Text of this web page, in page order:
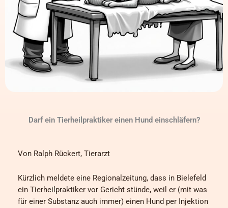
Darf ein Tierheilpraktiker einen Hund einschläfern?
Von Ralph Rückert, Tierarzt
Kürzlich meldete eine Regionalzeitung, dass in Bielefeld
ein Tierheilpraktiker vor Gericht stünde, weil er (mit was
für einer Substanz auch immer) einen Hund per Injektion